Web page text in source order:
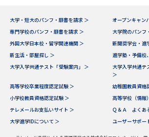
大学・短大のパンフ・願書を請求 ＞
オープンキャン
専門学校のパンフ・願書を請求 ＞
大学院のパンフ
外国大学日本校・留学関連機関 ＞
新聞奨学会・進
新生活・部屋探し ＞
進学塾・予備校
大学入学共通テスト「受験案内」 ＞
大学入学共通テ
＞
高等学校卒業程度認定試験 ＞
幼稚園教員資格
小学校教員資格認定試験 ＞
高等学校（情報
テレメールお支払いサイト ＞
Ｑ＆Ａ よくあ
大学進学IDについて ＞
ユーザーサポー